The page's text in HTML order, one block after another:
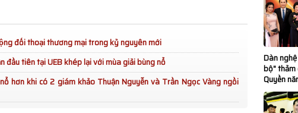
Việt Nam” phiên
- ĐHQG
Sức Sinh Viên Vượt
đối thoại thương mại trong kỷ nguyên mới
đầu tiên tại UEB khép lại với mùa giải bùng nổ
hơn khi có 2 giám khảo Thuận Nguyễn và Trần Ngọc Vàng ngồi
Dàn
bộ" thảm
Quyền